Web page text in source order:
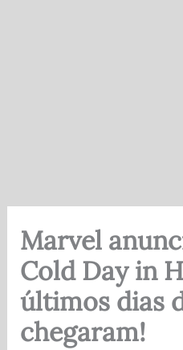
Marvel
Cold Day in
últimos dias
chegaram!